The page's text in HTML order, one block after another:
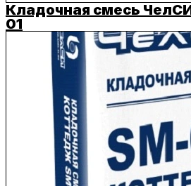
Кладочная смесь
01